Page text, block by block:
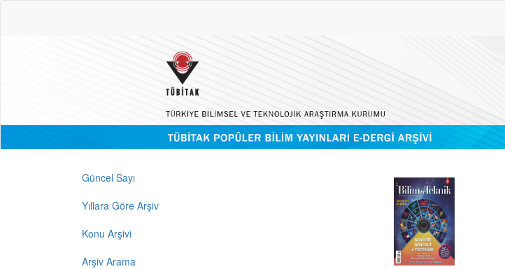
Güncel Sayı
Yıllara Göre Arşiv
Konu Arşivi
Arşiv Arama